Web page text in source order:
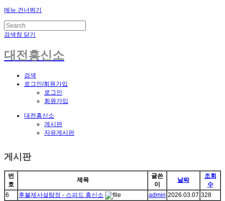
메뉴 건너뛰기
검색창 닫기
대전흥신소
검색
로그인/회원가입
로그인
회원가입
대전흥신소
게시판
자유게시판
게시판
번
호
제목
글쓴
이
날짜
조회
수
6
후불제사설탐정 - 스피드 흥신소 admin 2026.03.07 328